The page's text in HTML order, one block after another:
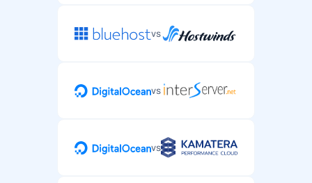
vs
vs
vs